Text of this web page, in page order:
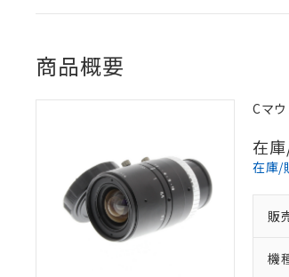
商品概要
Cマ
在
在庫/
販
機